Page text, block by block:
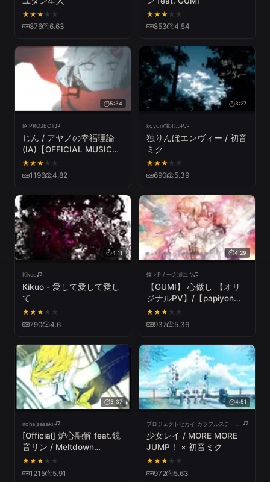
★★★ ★ ★
876 6.63
★★★ ★ ★
853 4.54
5:34
IA PROJECT
じん / アヤノの幸福理論
(IA)【OFFICIAL MUSIC
VIDEO】
★★★ ★ ★
1196 4.82
3:27
koyori/電ポルP
独りんぼエンヴィー / 初音
ミク
★★★ ★ ★
690 5.39
4:11
Kikuo
Kikuo - 愛して愛して愛し
て
★★★ ★ ★
790 4.6
4:29
蝶々P / 一之瀬ユウ
【GUMI】 心做し 【オリ
ジナルPV】/【papiyon
feat. GUMI】Kokoronashi
【Original】
★★★ ★ ★
937 5.36
5:37
iroha(sasaki)
[Official] 炉心融解 feat.鏡
音リン / Meltdown
feat.Kagamine Rin
★★★ ★ ★
1215 5.91
4:51
少女レイ / MORE MORE
JUMP！ × 初音ミク
★★★ ★ ★
972 5.63